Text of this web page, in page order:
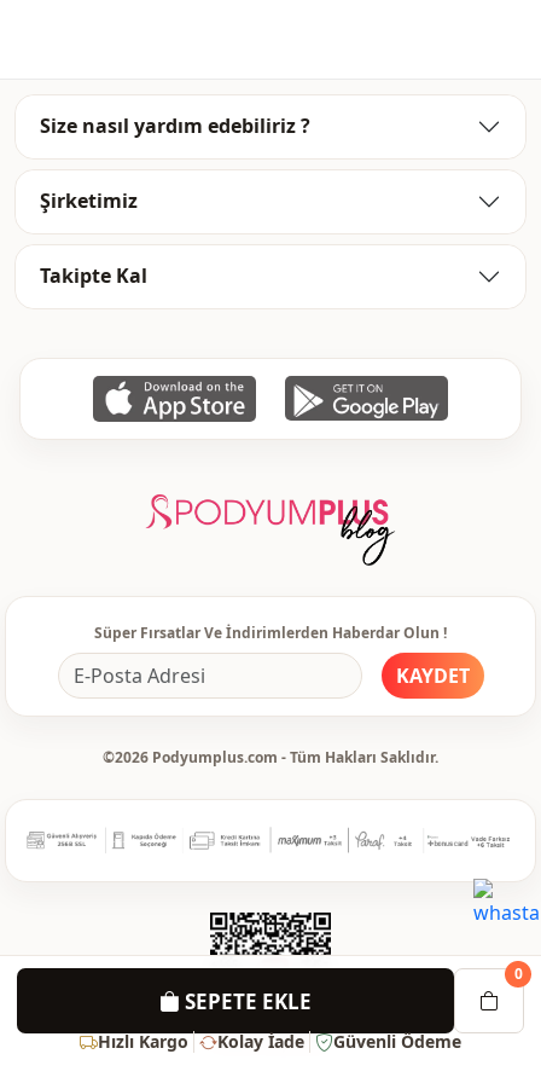
SEPETE EKLE
0
Hızlı Kargo Kolay İade Güvenli Ödeme
Size nasıl yardım edebiliriz ?
Şirketimiz
Takipte Kal
Süper Fırsatlar Ve İndirimlerden Haberdar Olun !
KAYDET
©2026 Podyumplus.com - Tüm Hakları Saklıdır.